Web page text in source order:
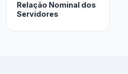
Relação Nominal dos
Servidores